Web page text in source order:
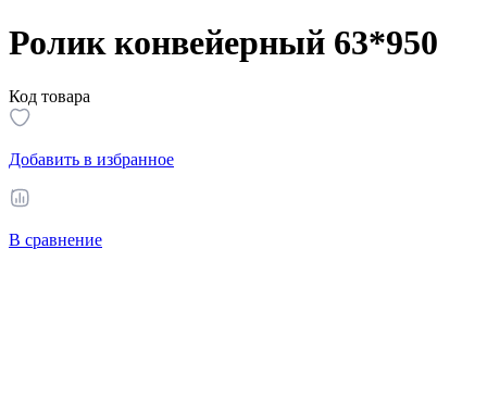
Ролик конвейерный 63*950
Код товара
Добавить в избранное
В сравнение